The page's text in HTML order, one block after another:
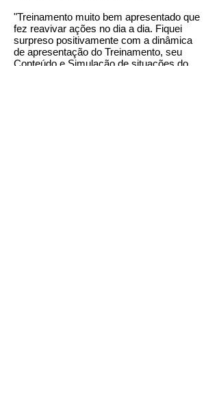
"Treinamento muito bem apresentado que
fez reavivar ações no dia a dia. Fiquei
surpreso positivamente com a dinâmica
de apresentação do Treinamento, seu
Conteúdo e Simulação de situações do